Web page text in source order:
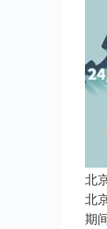
北
北
期